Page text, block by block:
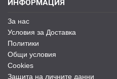
ИНФОРМАЦИЯ
За нас
Условия за Доставка
Политики
Общи условия
Cookies
Защита на личните данни